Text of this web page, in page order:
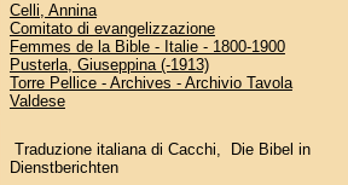
Celli, Annina
Comitato di evangelizzazione
Femmes de la Bible - Italie - 1800-1900
Pusterla, Giuseppina (-1913)
Torre Pellice - Archives - Archivio Tavola
Valdese
Traduzione italiana di Cacchi, Die Bibel in
Dienstberichten